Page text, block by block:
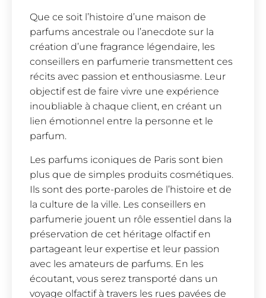
Que ce soit l’histoire d’une maison de
parfums ancestrale ou l’anecdote sur la
création d’une fragrance légendaire, les
conseillers en parfumerie transmettent ces
récits avec passion et enthousiasme. Leur
objectif est de faire vivre une expérience
inoubliable à chaque client, en créant un
lien émotionnel entre la personne et le
parfum.
Les parfums iconiques de Paris sont bien
plus que de simples produits cosmétiques.
Ils sont des porte-paroles de l’histoire et de
la culture de la ville. Les conseillers en
parfumerie jouent un rôle essentiel dans la
préservation de cet héritage olfactif en
partageant leur expertise et leur passion
avec les amateurs de parfums. En les
écoutant, vous serez transporté dans un
voyage olfactif à travers les rues pavées de